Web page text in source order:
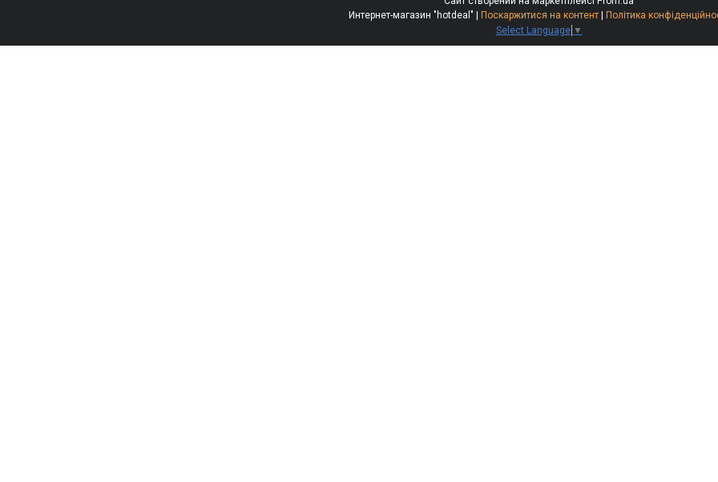
Интернет-магазин "hotdeal" | Поскаржитися на контент | Політика
Select Language ▼